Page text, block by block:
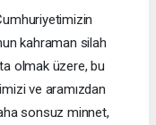
kahraman silah
olmak üzere, bu
ve aramızdan
sonsuz minnet,